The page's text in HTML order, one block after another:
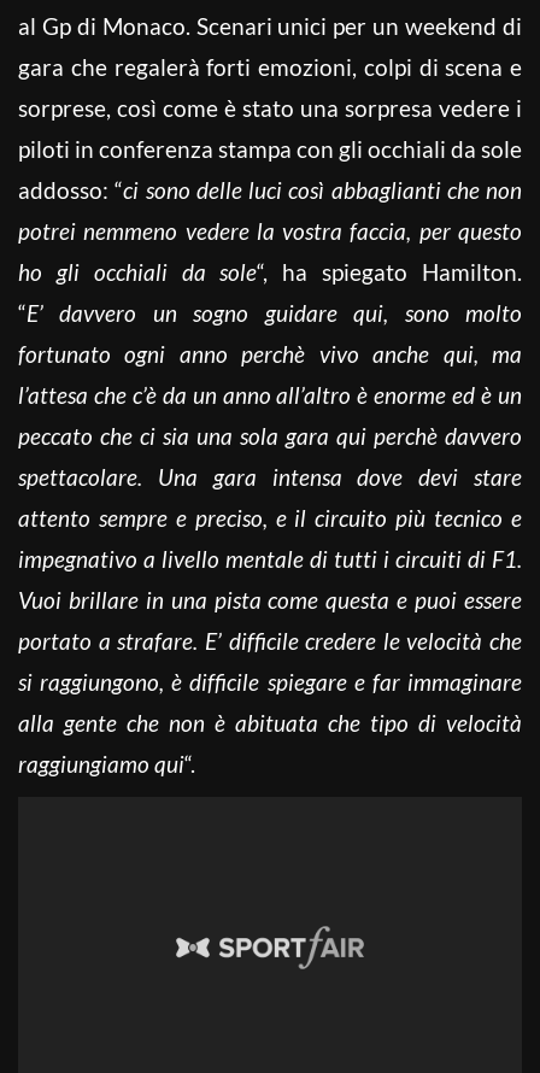
al Gp di Monaco. Scenari unici per un weekend di
gara che regalerà forti emozioni, colpi di scena e
sorprese, così come è stato una sorpresa vedere i
piloti in conferenza stampa con gli occhiali da sole
addosso: “ci sono delle luci così abbaglianti che non
potrei nemmeno vedere la vostra faccia, per questo
ho gli occhiali da sole“, ha spiegato Hamilton.
“E’ davvero un sogno guidare qui, sono molto
fortunato ogni anno perchè vivo anche qui, ma
l’attesa che c’è da un anno all’altro è enorme ed è un
peccato che ci sia una sola gara qui perchè davvero
spettacolare. Una gara intensa dove devi stare
attento sempre e preciso, e il circuito più tecnico e
impegnativo a livello mentale di tutti i circuiti di F1.
Vuoi brillare in una pista come questa e puoi essere
portato a strafare. E’ difficile credere le velocità che
si raggiungono, è difficile spiegare e far immaginare
alla gente che non è abituata che tipo di velocità
raggiungiamo qui“.